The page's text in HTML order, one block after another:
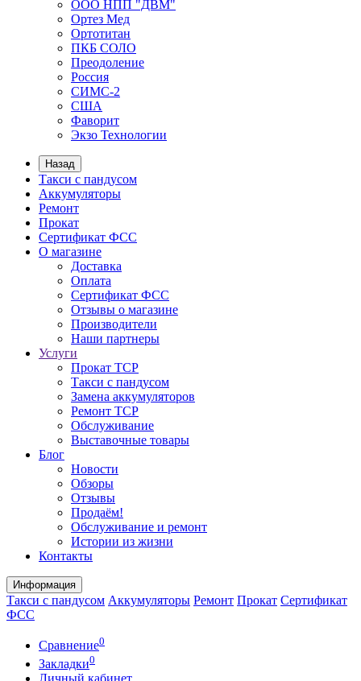
ООО НПП "ДВМ"
Ортез Мед
Ортотитан
ПКБ СОЛО
Преодоление
Россия
СИМС-2
США
Фаворит
Экзо Технологии
Назад
Такси с пандусом
Аккумуляторы
Ремонт
Прокат
Сертификат ФСС
О магазине
Доставка
Оплата
Сертификат ФСС
Отзывы о магазине
Производители
Наши партнеры
Услуги
Прокат ТСР
Такси с пандусом
Замена аккумуляторов
Ремонт ТСР
Обслуживание
Выставочные товары
Блог
Новости
Обзоры
Отзывы
Продаём!
Обслуживание и ремонт
Истории из жизни
Контакты
Информация
Такси с пандусом Аккумуляторы Ремонт Прокат Сертификат
ФСС
Сравнение0
Закладки0
Личный кабинет